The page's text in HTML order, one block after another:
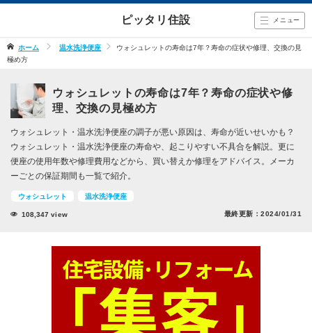
ピッタリ住設 メニュー
ホーム 温水洗浄便座
ウォシュレットの寿命は7年？寿命の症状や修理、交換の見
極め方
ウォシュレットの寿命は7年？寿命の症状や修
理、交換の見極め方
ウォシュレット・温水洗浄便座の調子が悪い原因は、寿命が近いせいかも？
ウォシュレット・温水洗浄便座の寿命や、起こりやすい不具合を解説。更に
便座の使用年数や修理費用などから、買い替えか修理をアドバイス。メーカ
ーごとの保証期間も一覧で紹介。
ウォシュレット 温水洗浄便座
108,347 view 最終更新： 2024/01/31